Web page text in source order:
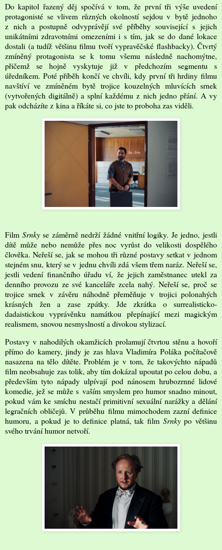
Do kapitol řazený děj spočívá v tom, že první tři výše uvedení
protagonisté se vlivem různých okolností sejdou v bytě jednoho
z nich a postupně odvyprávějí své příběhy související s jejich
unikátními zdravotními omezeními i s tím, jak se do dané lokace
dostali (a tudíž většinu filmu tvoří vypravěčské flashbacky). Čtvrtý
zmíněný protagonista se k tomu všemu následně nachomýtne,
přičemž se hojně vyskytuje již v předchozím segmentu s
úředníkem. Poté příběh končí ve chvíli, kdy první tři hrdiny filmu
navštíví ve zmíněném bytě trojice kouzelných mluvících srnek
(vytvořených digitálně) a splní každému z nich jedno přání. A vy
pak odcházíte z kina a říkáte si, co jste to proboha zas viděli.
Film Srnkyse záměrně nedrží žádné vnitřní logiky. Je jedno, jestli
dítě může nebo nemůže přes noc vyrůst do velikosti dospělého
člověka. Neřeší se, jak se mohou tři různé postavy setkat v jednom
stejném snu, který se v jednu chvíli zdá všem třem naráz. Neřeší se,
jestli vedení finančního úřadu ví, že jejich zaměstnanec utekl za
denního provozu ze své kanceláře zcela nahý. Neřeší se, proč se
trojice srnek v závěru náhodně přeměňuje v trojici polonahých
krásných žen a zase zpátky. Jde zkrátka o surrealisticko-
dadaistickou vyprávěnku namátkou přepínající mezi magickým
realismem, snovou nesmyslností a divokou stylizací.
Postavy v nahodilých okamžicích prolamují čtvrtou stěnu a hovoří
přímo do kamery, jindy je zas hlava Vladimíra Poláka počítačově
nasazena na tělo dítěte. Problém je v tom, že takovýchto nápadů
film neobsahuje zas tolik, aby tím dokázal upoutat po celou dobu, a
především tyto nápady ulpívají pod nánosem hrubozrnné lidové
komedie, jež se může s vaším smyslem pro humor snadno minout,
pokud vám ke smíchu nestačí primitivní sexuální narážky a dělání
legračních obličejů. V průběhu filmu mimochodem zazní definice
humoru, a pokud je to definice platná, tak film Srnkypo většinu
svého trvání humor netvoří.